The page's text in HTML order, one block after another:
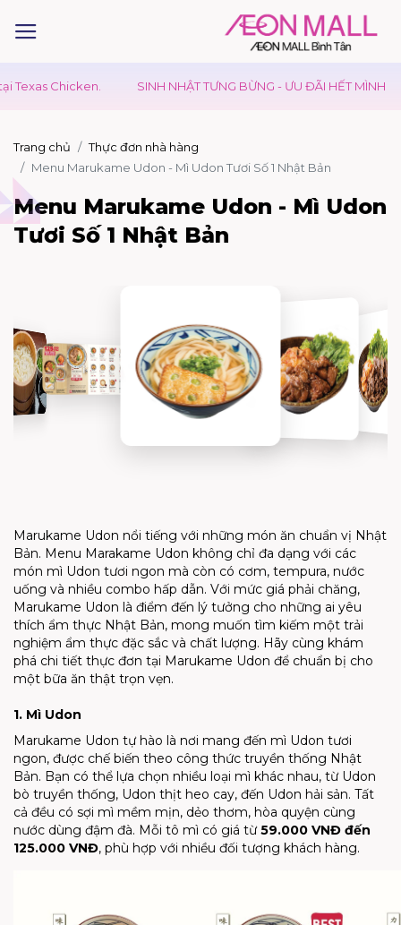
SINH NHẬT TƯNG BỪNG - ƯU ĐÃI HẾT MÌNH GIÁ TRỊ
Trang chủ
Thực đơn nhà hàng
Menu Marukame Udon - Mì Udon Tươi Số 1 Nhật Bản
Menu Marukame Udon - Mì Udon
Tươi Số 1 Nhật Bản
Marukame Udon nổi tiếng với những món ăn chuẩn vị Nhật
Bản. Menu Marakame Udon không chỉ đa dạng với các
món mì Udon tươi ngon mà còn có cơm, tempura, nước
uống và nhiều combo hấp dẫn. Với mức giá phải chăng,
Marukame Udon là điểm đến lý tưởng cho những ai yêu
thích ẩm thực Nhật Bản, mong muốn tìm kiếm một trải
nghiệm ẩm thực đặc sắc và chất lượng. Hãy cùng khám
phá chi tiết thực đơn tại Marukame Udon để chuẩn bị cho
một bữa ăn thật trọn vẹn.
1. Mì Udon
Marukame Udon tự hào là nơi mang đến mì Udon tươi
ngon, được chế biến theo công thức truyền thống Nhật
Bản. Bạn có thể lựa chọn nhiều loại mì khác nhau, từ Udon
bò truyền thống, Udon thịt heo cay, đến Udon hải sản. Tất
cả đều có sợi mì mềm mịn, dẻo thơm, hòa quyện cùng
nước dùng đậm đà. Mỗi tô mì có giá từ59.000 VNĐ đến
125.000 VNĐ, phù hợp với nhiều đối tượng khách hàng.